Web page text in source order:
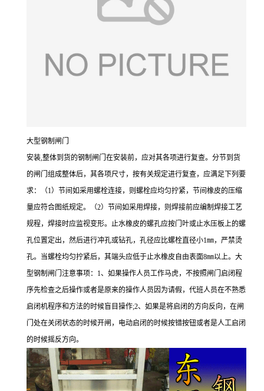
大型钢制闸门
安装,整体到货的钢制闸门在安装前，应对其各项进行复查。分节到货
的闸门组成整体后，其各项尺寸，按有关规定进行复查，应满足下列要
求：（1）节间如采用螺栓连接，则螺栓应均匀拧紧，节间橡皮的压缩
量应符合图纸规定。（2）节间如采用焊接，则焊接前应编制焊接工艺
规程，焊接时应监视变形。止水橡皮的螺孔应按门叶或止水压板上的螺
孔位置定出，然后进行冲孔或钻孔，孔径应比螺栓直径小1㎜，严禁烫
孔。当螺栓均匀拧紧后，其端头应低于止水橡皮自由表面8㎜以上。大
型钢制闸门注意事项：1、如果操作人员工作马虎，不按照闸门启闭程
序先检查之后操作或者是原来的操作人员因为请假，代班人员在不熟悉
启闭机程序和方法的时候盲目操作;2、如果是将启闭的方向反向，在闸
门处在关闭状态的时候开闸，电动启闭的时候按错按钮或者是人工启闭
的时候摇反方向。